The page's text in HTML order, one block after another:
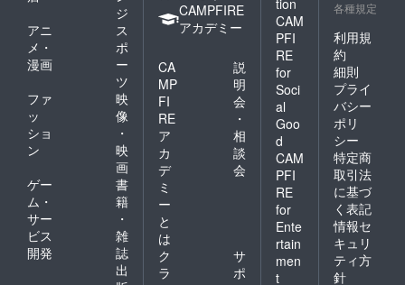
ジ
アニ
メ・
漫画
ス
ポ
ー
ツ
ファ
ッ
ショ
ン
映
像
・
映
画
ゲー
ム・
サー
ビス
開発
書
籍
・
雑
誌
出
CAMPFIRE
アカデミー
CA
MP
FI
RE
ア
カ
デ
ミ
ー
と
は
説
明
会
・
相
談
会
ク
ラ
サ
ポ
CAM
PFI
RE
for
Soci
al
Goo
d
CAM
PFI
RE
for
Ente
rtain
men
t
各種規定
利用規
約
細則
プライ
バシー
ポリ
シー
特定商
取引法
に基づ
く表記
情報セ
キュリ
ティ方
針